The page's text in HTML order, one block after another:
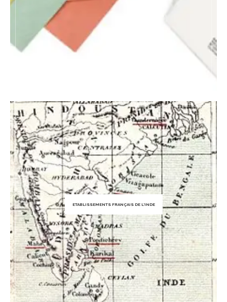
ETABLISSEMENTS FRANÇAIS DE L’INDE